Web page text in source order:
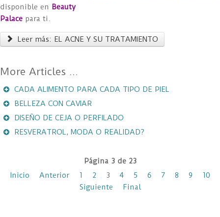
disponible en Beauty
Palace para ti.
Leer más: EL ACNE Y SU TRATAMIENTO
CADA ALIMENTO PARA CADA TIPO DE PIEL
BELLEZA CON CAVIAR
DISEÑO DE CEJA O PERFILADO
RESVERATROL, MODA O REALIDAD?
Página 3 de 23
Inicio
Anterior 1 2 3 4 5 6 7 8 9
10
Siguiente
Final